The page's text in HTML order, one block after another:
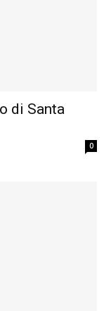
di Santa
0